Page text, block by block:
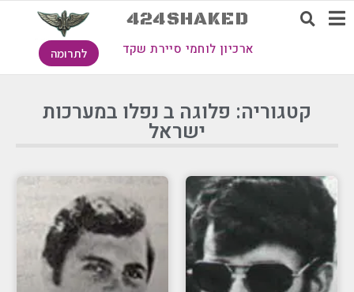
424SHAKED
ארכיון לוחמי סיירת שקד לתרומה
קטגוריה: פלוגה ב נפלו במערכות
ישראל